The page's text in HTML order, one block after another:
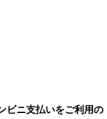
ビニ支払いをご利用の